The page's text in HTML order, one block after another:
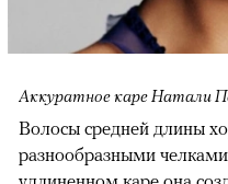
Аккуратное каре Натали
Волосы средней длины
разнообразными